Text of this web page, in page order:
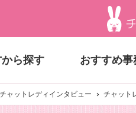
ら探す おすすめ事
チャットレディインタビュー チャット